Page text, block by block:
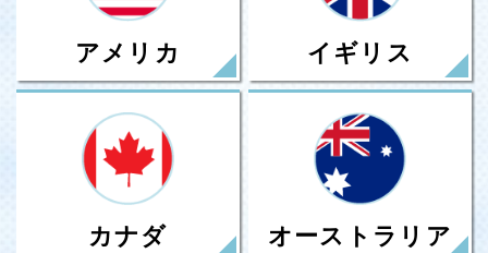
アメリカ イギリス
カナダ オーストラリア